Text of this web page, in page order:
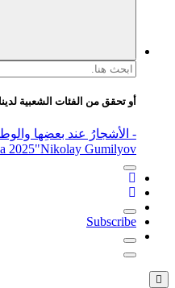
البحث
أو تحقق من الفئات الشعبية
- الأشجارُ عند بعضِها
2025"Nikolay Gumilyov و poet
Subscribe